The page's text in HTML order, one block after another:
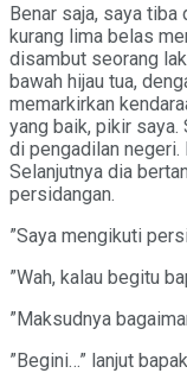
Benar saja, saya
kurang lima belas
disambut seorang
bawah hijau tua,
memarkirkan
yang baik, pikir saya.
di pengadilan negeri.
Selanjutnya dia
persidangan.
”Saya mengikuti
”Wah, kalau begitu
”Maksudnya
”Begini…” lanjut